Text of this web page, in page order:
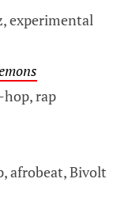
experimental
hop, rap
afrobeat, Bivolt